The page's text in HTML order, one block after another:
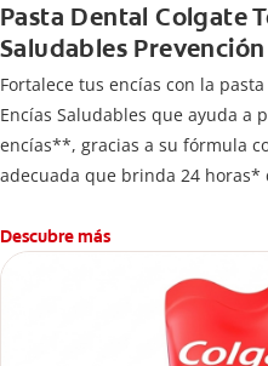
Pasta Dental Colgate
Saludables
Fortalece tus encías con la
Encías Saludables que ayuda a
encías**, gracias a su fórmula
adecuada que brinda 24
Descubre más